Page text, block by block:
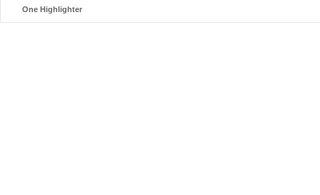
One Highlighter